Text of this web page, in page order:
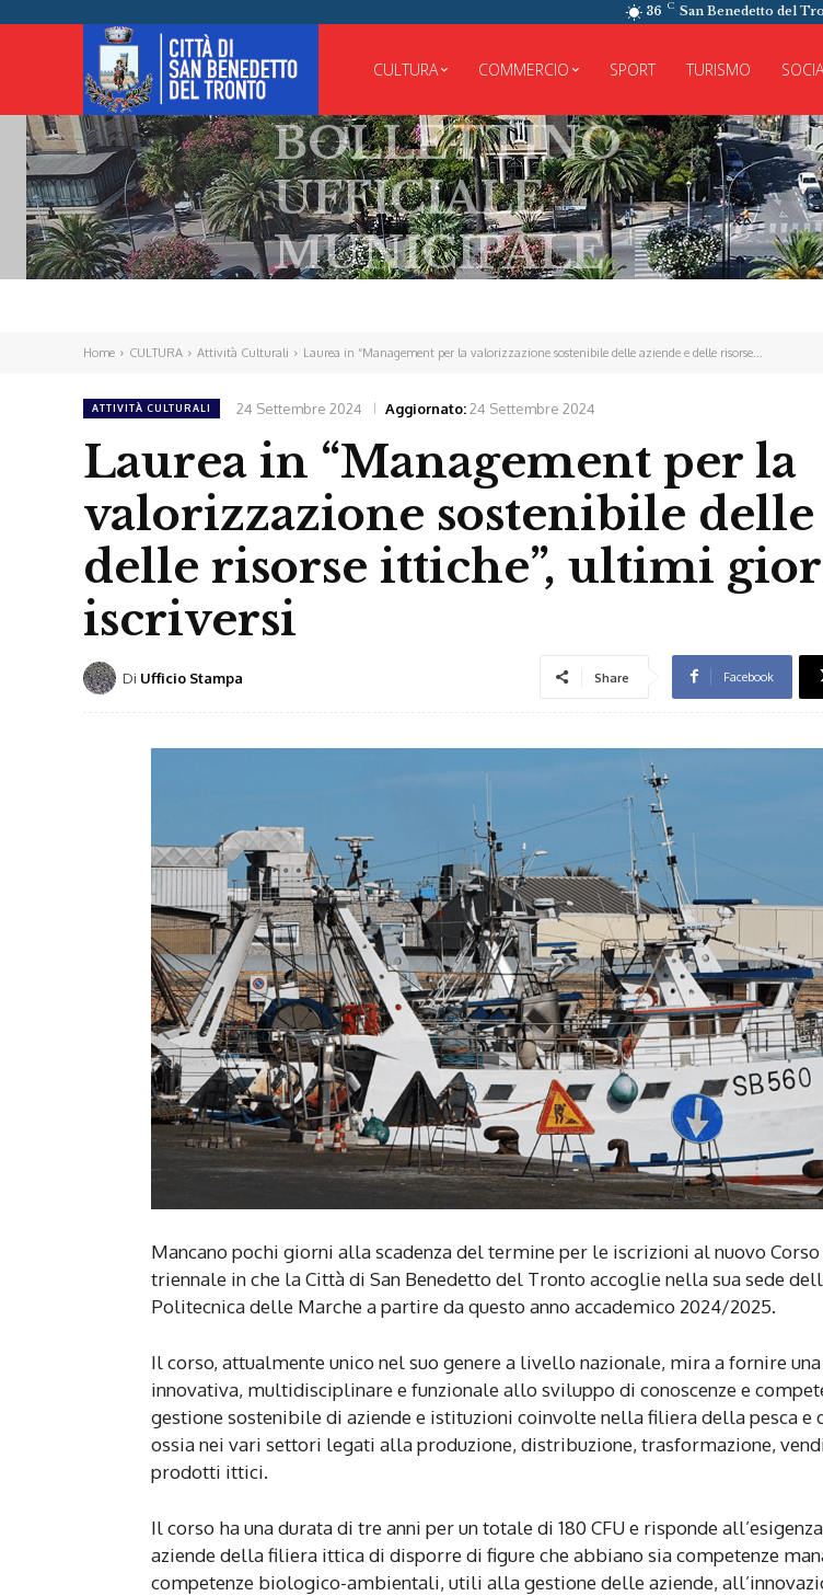
36 C San Benedetto del
CULTURA COMMERCIO SPORT TURISMO
BOLLETTINO
UFFICIALE
MUNICIPALE
Home CULTURA Attività Culturali Laurea in “Management per la valorizzazione sostenibile delle aziende e delle risorse...
ATTIVITÀ CULTURALI 24 Settembre 2024 Aggiornato:24 Settembre 2024
Laurea in “Management per la
valorizzazione sostenibile delle
delle risorse ittiche”, ultimi
iscriversi
Di Ufficio Stampa Share Facebook
Mancano pochi giorni alla scadenza del termine per le iscrizioni al nuovo Corso
triennale in che la Città di San Benedetto del Tronto accoglie nella sua sede
Politecnica delle Marche a partire da questo anno accademico 2024/2025.
Il corso, attualmente unico nel suo genere a livello nazionale, mira a fornire
innovativa, multidisciplinare e funzionale allo sviluppo di conoscenze e
gestione sostenibile di aziende e istituzioni coinvolte nella filiera della pesca e
ossia nei vari settori legati alla produzione, distribuzione, trasformazione,
prodotti ittici.
Il corso ha una durata di tre anni per un totale di 180 CFU e risponde
aziende della filiera ittica di disporre di figure che abbiano sia competenze
competenze biologico-ambientali, utili alla gestione delle aziende,